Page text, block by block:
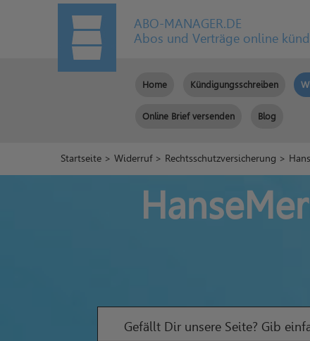
ABO-MANAGER.DE
Abos und Verträge online
Home Kündigungsschreiben
Online Brief versenden Blog
Startseite >Widerruf> Rechtsschutzversicherung >
Gefällt Dir unsere Seite? Gib